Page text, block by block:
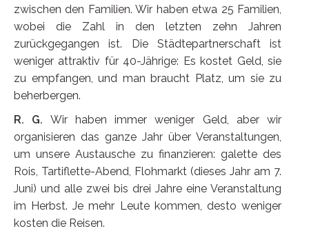
zwischen den Familien. Wir haben etwa 25 Familien,
wobei die Zahl in den letzten zehn Jahren
zurückgegangen ist. Die Städtepartnerschaft ist
weniger attraktiv für 40-Jährige: Es kostet Geld, sie
zu empfangen, und man braucht Platz, um sie zu
beherbergen.
R. G. Wir haben immer weniger Geld, aber wir
organisieren das ganze Jahr über Veranstaltungen,
um unsere Austausche zu finanzieren: galette des
Rois, Tartiflette-Abend, Flohmarkt (dieses Jahr am 7.
Juni) und alle zwei bis drei Jahre eine Veranstaltung
im Herbst. Je mehr Leute kommen, desto weniger
kosten die Reisen.